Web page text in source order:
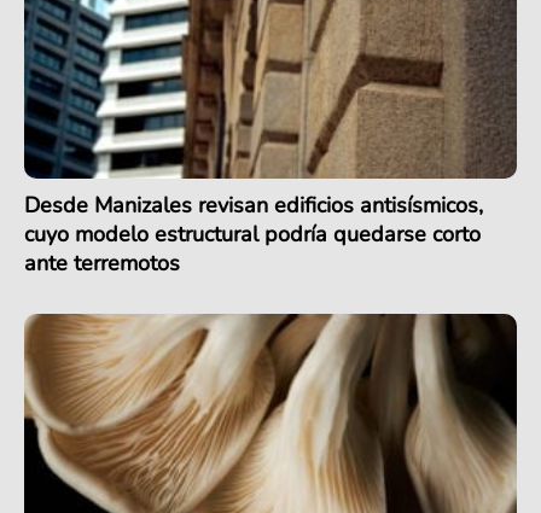
Desde Manizales revisan edificios antisísmicos,
cuyo modelo estructural podría quedarse corto
ante terremotos